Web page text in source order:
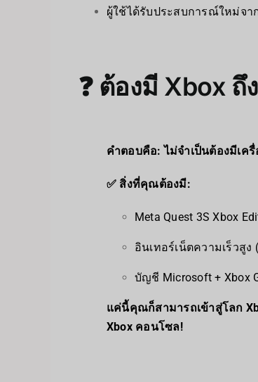
ผู้ใช้ได้รับประสบการณ์ใหม่จ
❓ ต้องมี Xbox
คำตอบคือ: ไม่จำเป็นต้องมีเครื่
✅ สิ่งที่คุณต้องมี:
Meta Quest 3S Xbox
อินเทอร์เน็ตความเร็วสูง
บัญชี Microsoft + Xbox
แค่นี้คุณก็สามารถเข้าสู่โลก
Xbox คอนโซล!